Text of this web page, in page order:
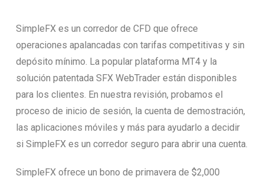
SimpleFX es un corredor de CFD que ofrece
operaciones apalancadas con tarifas competitivas y sin
depósito mínimo. La popular plataforma MT4 y la
solución patentada SFX WebTrader están disponibles
para los clientes. En nuestra revisión, probamos el
proceso de inicio de sesión, la cuenta de demostración,
las aplicaciones móviles y más para ayudarlo a decidir
si SimpleFX es un corredor seguro para abrir una cuenta.
SimpleFX ofrece un bono de primavera de $2,000